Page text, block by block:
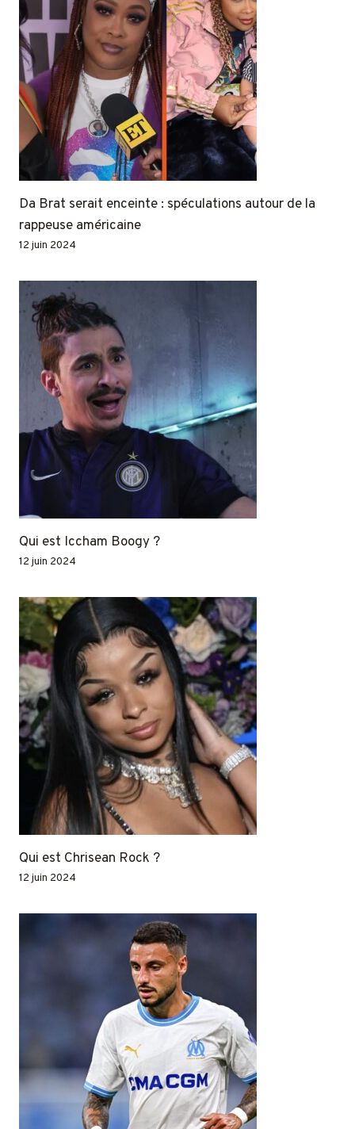
Da Brat serait enceinte : spéculations autour de la
rappeuse américaine
12 juin 2024
Qui est Iccham Boogy ?
12 juin 2024
Qui est Chrisean Rock ?
12 juin 2024